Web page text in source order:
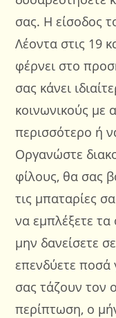
σας. Η είσοδος
Λέοντα στις 19
φέρνει στο
σας κάνει
κοινωνικούς με
περισσότερο ή
Οργανώστε
φίλους, θα σας
τις μπαταρίες
να εμπλέξετε τα
μην δανείσετε
επενδύετε ποσά
σας τάζουν τον
περίπτωση, ο